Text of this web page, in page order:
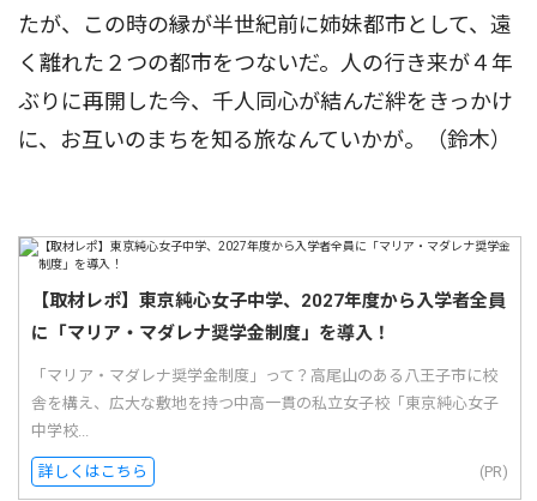
たが、この時の縁が半世紀前に姉妹都市として、遠
く離れた２つの都市をつないだ。人の行き来が４年
ぶりに再開した今、千人同心が結んだ絆をきっかけ
に、お互いのまちを知る旅なんていかが。（鈴木）
【取材レポ】東京純心女子中学、2027年度から入学者全員
に「マリア・マダレナ奨学金制度」を導入！
「マリア・マダレナ奨学金制度」って？高尾山のある八王子市に校
舎を構え、広大な敷地を持つ中高一貫の私立女子校「東京純心女子
中学校...
詳しくはこちら (PR)